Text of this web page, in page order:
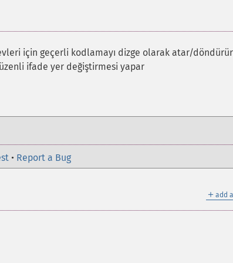
için geçerli kodlamayı dizge olarak atar/döndürür
ifade yer değiştirmesi yapar
• Report a Bug
＋ add